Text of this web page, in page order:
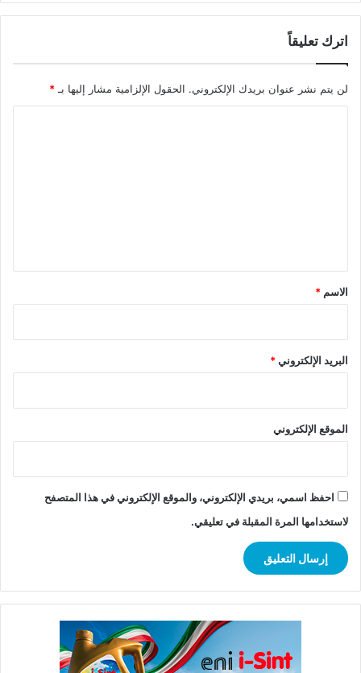
اترك تعليقاً
لن يتم نشر عنوان بريدك الإلكتروني. الحقول الإلزامية مشار إليها بـ *
*
الاسم *
البريد الإلكتروني*
الموقع الإلكتروني
احفظ اسمي، بريدي الإلكتروني، والموقع الإلكتروني في هذا المتصفح
لاستخدامها المرة المقبلة في تعليقي.